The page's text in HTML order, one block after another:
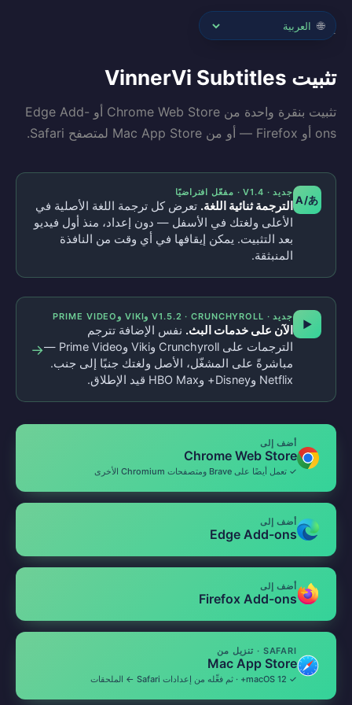
← VinnerVi Subtitles
تثبيت VinnerVi Subtitles
تثبيت بنقرة واحدة من Chrome Web Store أو Edge Add-
ons أو Firefox — أو من Mac App Store لمتصفح Safari.
A/あ
جديد · V1.4 · مفعّل افتراضيًا
الترجمة ثنائية اللغة. تعرض كل ترجمة اللغة الأصلية في
الأعلى ولغتك في الأسفل — دون إعداد، منذ أول فيديو
بعد التثبيت. يمكن إيقافها في أي وقت من النافذة
المنبثقة.
▶
جديد · V1.5.2 · CRUNCHYROLL وVIKI وPRIME VIDEO
الآن على خدمات البث. نفس الإضافة تترجم
الترجمات على Crunchyroll وViki وPrime Video —
مباشرةً على المشغّل، الأصل ولغتك جنبًا إلى جنب.
Netflix وDisney+ وHBO Max قيد الإطلاق.
→
أضف إلى
Chrome Web Store
✓ تعمل أيضًا على Brave ومتصفحات Chromium الأخرى
أضف إلى
Edge Add-ons
أضف إلى
Firefox Add-ons
SAFARI · تنزيل من
Mac App Store
✓ macOS 12+ · ثم فعِّله من إعدادات Safari ← الملحقات
🌐